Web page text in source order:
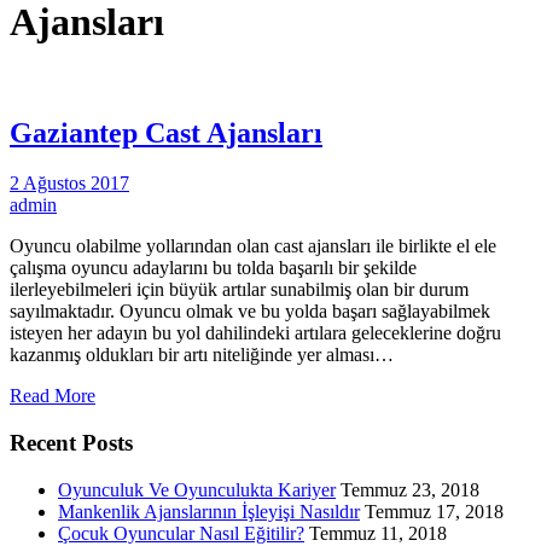
Ajansları
Gaziantep Cast Ajansları
2 Ağustos 2017
admin
Oyuncu olabilme yollarından olan cast ajansları ile birlikte el ele
çalışma oyuncu adaylarını bu tolda başarılı bir şekilde
ilerleyebilmeleri için büyük artılar sunabilmiş olan bir durum
sayılmaktadır. Oyuncu olmak ve bu yolda başarı sağlayabilmek
isteyen her adayın bu yol dahilindeki artılara geleceklerine doğru
kazanmış oldukları bir artı niteliğinde yer alması…
Read More
Recent Posts
Oyunculuk Ve Oyunculukta Kariyer Temmuz 23, 2018
Mankenlik Ajanslarının İşleyişi Nasıldır Temmuz 17, 2018
Çocuk Oyuncular Nasıl Eğitilir? Temmuz 11, 2018